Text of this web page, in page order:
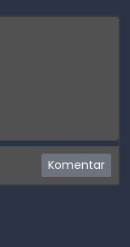
Komentar